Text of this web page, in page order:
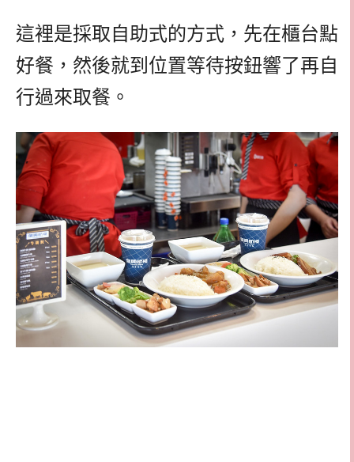
這裡是採取自助式的方式，先在櫃台點
好餐，然後就到位置等待按鈕響了再自
行過來取餐。